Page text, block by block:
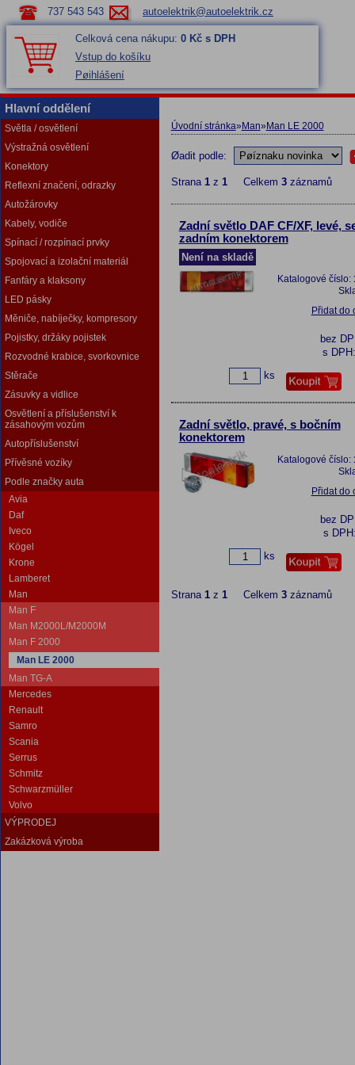
737 543 543 autoelektrik@autoelektrik.cz
Celková cena nákupu: 0 Kč s DPH
Vstup do košíku
Pøihlášení
Hlavní oddělení
Světla / osvětlení
Výstražná osvětlení
Konektory
Reflexní značení, odrazky
Autožárovky
Kabely, vodiče
Spínací / rozpínací prvky
Spojovací a izolační materiál
Fanfáry a klaksony
LED pásky
Měniče, nabíječky, kompresory
Pojistky, držáky pojistek
Rozvodné krabice, svorkovnice
Stěrače
Zásuvky a vidlice
Osvětlení a příslušenství k
zásahovým vozům
Autopříslušenství
Přívěsné vozíky
Podle značky auta
Avia
Daf
Iveco
Kögel
Krone
Lamberet
Man
Man F
Man M2000L/M2000M
Man F 2000
Man LE 2000
Man TG-A
Mercedes
Renault
Samro
Scania
Serrus
Schmitz
Schwarzmüller
Volvo
VÝPRODEJ
Zakázková výroba
Úvodní stránka» Man» Man LE 2000
Øadit podle:
Strana 1z 1Celkem 3záznamů
Zadní světlo DAF CF/XF, levé,
zadním konektorem
Není na skladě
Katalogové číslo:
Přidat do
bez
s
ks
Zadní světlo, pravé, s bočním
konektorem
Katalogové číslo:
Přidat do
bez
s
ks
Strana 1z 1Celkem 3záznamů